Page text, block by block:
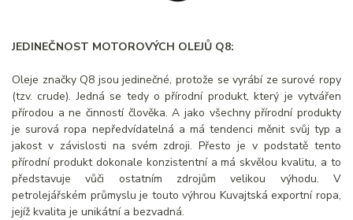
JEDINEČNOST MOTOROVÝCH OLEJŮ Q8:
Oleje značky Q8 jsou jedinečné, protože se vyrábí ze surové ropy
(tzv. crude). Jedná se tedy o přírodní produkt, který je vytvářen
přírodou a ne činností člověka. A jako všechny přírodní produkty
je surová ropa nepředvídatelná a má tendenci měnit svůj typ a
jakost v závislosti na svém zdroji. Přesto je v podstatě tento
přírodní produkt dokonale konzistentní a má skvělou kvalitu, a to
představuje vůči ostatním zdrojům velikou výhodu. V
petrolejářském průmyslu je touto výhrou Kuvajtská exportní ropa,
jejíž kvalita je unikátní a bezvadná.